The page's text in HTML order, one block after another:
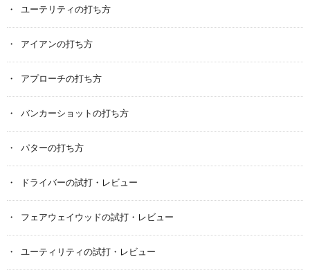
ユーテリティの打ち方
アイアンの打ち方
アプローチの打ち方
バンカーショットの打ち方
パターの打ち方
ドライバーの試打・レビュー
フェアウェイウッドの試打・レビュー
ユーティリティの試打・レビュー